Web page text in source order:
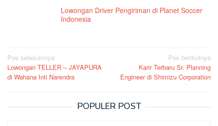
Lowongan Driver Pengiriman di Planet Soccer
Indonesia
Navigasi
pos
Pos sebelumnya
Lowongan TELLER – JAYAPURA
di Wahana Inti Narendra
Pos berikutnya
Karir Terbaru Sr. Planning
Engineer di Shimizu Corporation
POPULER POST